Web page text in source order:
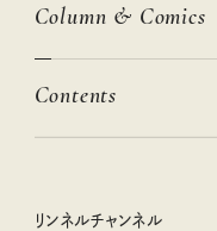
ニトリ・イケア・無印良品
絶品、お餅レシピ大集合！
2026年春夏 トレンドファ
女子旅おすすめスポット
リンネル 暮らしの道具大賞
Column & Comics
ぐれいさん
Contents
リンネル暮らし部
リンネルチャンネル